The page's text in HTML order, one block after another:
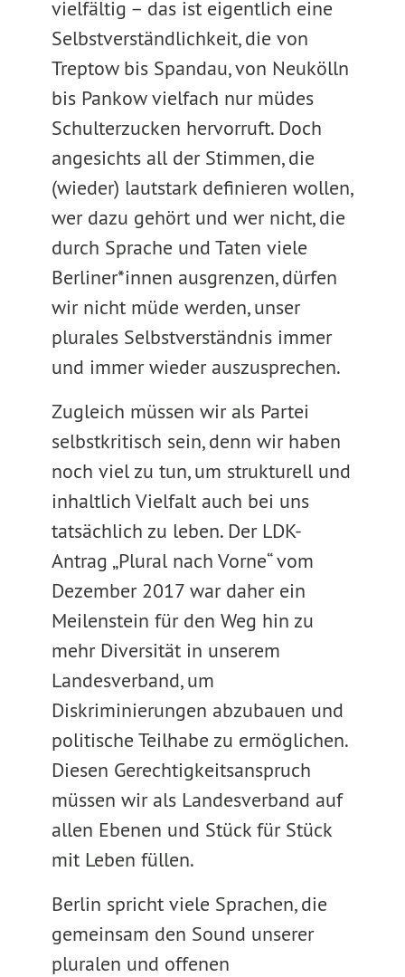
vielfältig – das ist eigentlich eine
Selbstverständlichkeit, die von
Treptow bis Spandau, von Neukölln
bis Pankow vielfach nur müdes
Schulterzucken hervorruft. Doch
angesichts all der Stimmen, die
(wieder) lautstark definieren wollen,
wer dazu gehört und wer nicht, die
durch Sprache und Taten viele
Berliner*innen ausgrenzen, dürfen
wir nicht müde werden, unser
plurales Selbstverständnis immer
und immer wieder auszusprechen.
Zugleich müssen wir als Partei
selbstkritisch sein, denn wir haben
noch viel zu tun, um strukturell und
inhaltlich Vielfalt auch bei uns
tatsächlich zu leben. Der LDK-
Antrag „Plural nach Vorne“ vom
Dezember 2017 war daher ein
Meilenstein für den Weg hin zu
mehr Diversität in unserem
Landesverband, um
Diskriminierungen abzubauen und
politische Teilhabe zu ermöglichen.
Diesen Gerechtigkeitsanspruch
müssen wir als Landesverband auf
allen Ebenen und Stück für Stück
mit Leben füllen.
Berlin spricht viele Sprachen, die
gemeinsam den Sound unserer
pluralen und offenen